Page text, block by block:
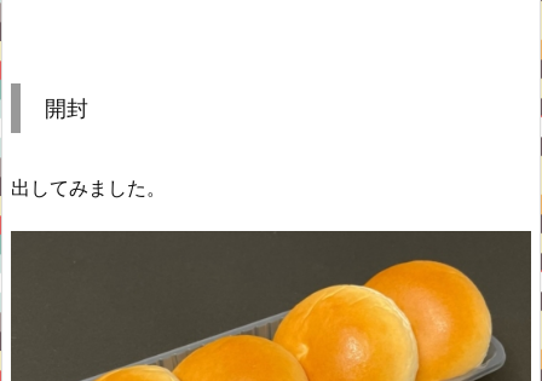
開封
出してみました。